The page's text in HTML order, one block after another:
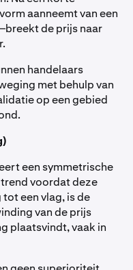
aanneemt van een
de prijs naar
handelaars
met behulp van
op een gebied
een symmetrische
voordat deze
een vlag, is de
van de prijs
plaatsvindt, vaak in